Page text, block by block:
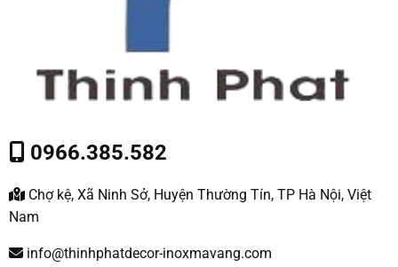
0966.385.582
Chợ kệ, Xã Ninh Sở, Huyện Thường Tín, TP Hà Nội, Việt
Nam
info@thinhphatdecor-inoxmavang.com